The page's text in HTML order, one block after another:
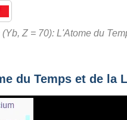
(Yb, Z = 70): L'Atome du
du Temps et de la